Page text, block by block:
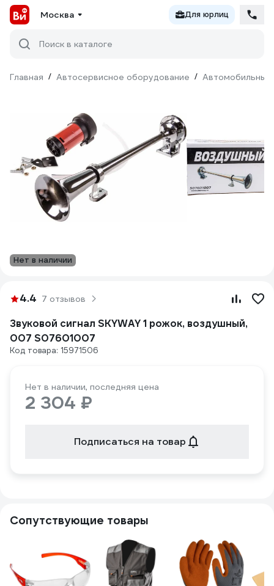
Москва Для юрлиц
Поиск в каталоге
Главная / Автосервисное оборудование / Автомобильные
Нет в наличии
4.4 7 отзывов
Звуковой сигнал SKYWAY 1 рожок, воздушный,
007 S07601007
Код товара: 15971506
Нет в наличии, последняя цена
2 304 ₽
Подписаться на товар
Сопутствующие товары